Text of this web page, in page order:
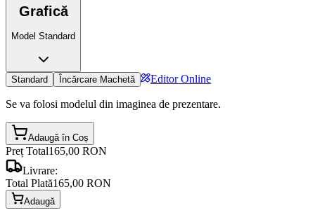
Grafică
Model Standard
Standard Încărcare Machetă Editor Online
Se va folosi modelul din imaginea de prezentare.
Adaugă în Coș
Preț Total165,00 RON
Livrare:
Total Plată165,00 RON
Adaugă